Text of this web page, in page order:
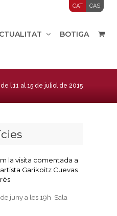
CAT CAS
BOTIGA
l’11 al 15 de juliol de 2015
la visita comentada a
Garikoitz Cuevas
juny a les 19h Sala